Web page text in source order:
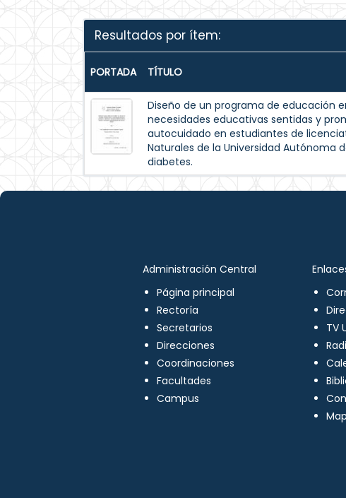
Resultados por ítem:
PORTADA TÍTULO
Diseño de un programa de educación
necesidades educativas sentidas y
autocuidado en estudiantes de
Naturales de la Universidad Autónoma
diabetes.
Administración Central
Página principal
Rectoría
Secretarios
Direcciones
Coordinaciones
Facultades
Campus
TV